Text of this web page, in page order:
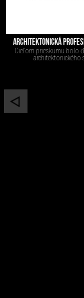
ARCHITEKTONICKÁ
Cieľom prieskumu bolo
architektonického